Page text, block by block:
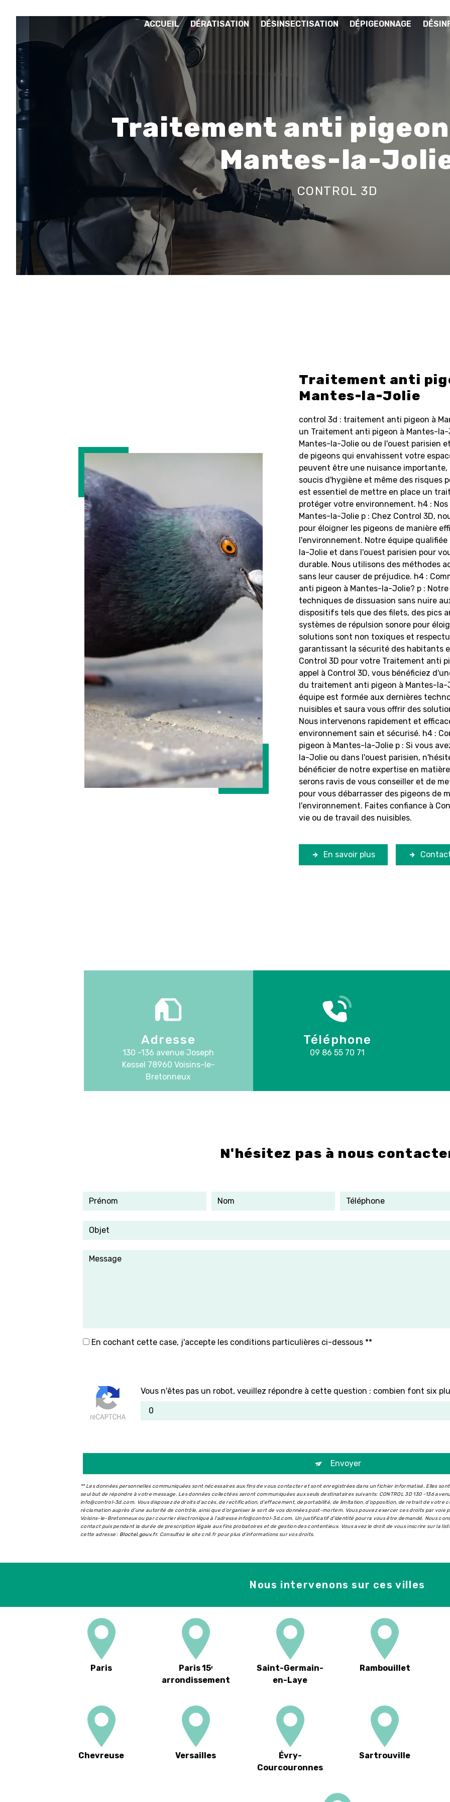
ACCUEIL DÉRATISATION DÉSINSECTISATION DÉPIGEONNAGE
Traitement anti
Mantes-la-
CONTROL 3D
Traitement anti
Mantes-la-Jolie
control 3d : traitement anti pigeon à
un Traitement anti pigeon à Mantes-
Mantes-la-Jolie ou de l'ouest parisien
de pigeons qui envahissent votre
peuvent être une nuisance
soucis d'hygiène et même des risques
est essentiel de mettre en place un
protéger votre environnement. h4 :
Mantes-la-Jolie p : Chez Control 3D,
pour éloigner les pigeons de manière
l'environnement. Notre équipe
la-Jolie et dans l'ouest parisien pour
durable. Nous utilisons des méthodes
sans leur causer de préjudice. h4 :
anti pigeon à Mantes-la-Jolie? p :
techniques de dissuasion sans nuire
dispositifs tels que des filets, des pics
systèmes de répulsion sonore pour
solutions sont non toxiques et
garantissant la sécurité des habitants
Control 3D pour votre Traitement anti
appel à Control 3D, vous bénéficiez
du traitement anti pigeon à Mantes-
équipe est formée aux dernières
nuisibles et saura vous offrir des
Nous intervenons rapidement et
environnement sain et sécurisé. h4 :
pigeon à Mantes-la-Jolie p : Si vous
la-Jolie ou dans l'ouest parisien,
bénéficier de notre expertise en
serons ravis de vous conseiller et de
pour vous débarrasser des pigeons de
l'environnement. Faites confiance à
vie ou de travail des nuisibles.
En savoir plus
Adresse
130 -136 avenue Joseph
Kessel 78960 Voisins-le-
Bretonneux
Téléphone
09 86 55 70 71
N'hésitez pas à nous
En cochant cette case, j'accepte les conditions particulières ci-dessous **
Vous n'êtes pas un robot, veuillez répondre à cette question : combien font six
Envoyer
** Les données personnelles communiquées sont nécessaires aux fins de vous contacter et sont enregistrées dans un fichier informatisé. Elles
seul but de répondre à votre message. Les données collectées seront communiquées aux seuls destinataires suivants: CONTROL 3D 130 -136
info@control-3d.com. Vous disposez de droits d’accès, de rectification, d’effacement, de portabilité, de limitation, d’opposition, de retrait de votre
réclamation auprès d’une autorité de contrôle, ainsi que d’organiser le sort de vos données post-mortem. Vous pouvez exercer ces droits par voie
Voisins-le-Bretonneux ou par courrier électronique à l'adresse info@control-3d.com. Un justificatif d'identité pourra vous être demandé. Nous
contact puis pendant la durée de prescription légale aux fins probatoires et de gestion des contentieux. Vous avez le droit de vous inscrire sur la
cette adresse : Bloctel.gouv.fr. Consultez le site cnil.fr pour plus d’informations sur vos droits.
Nous intervenons sur ces villes
Paris
Paris 15ᵉ
arrondissement
Saint-Germain-
en-Laye
Rambouillet
Chevreuse Versailles
Évry-
Courcouronnes
Sartrouville